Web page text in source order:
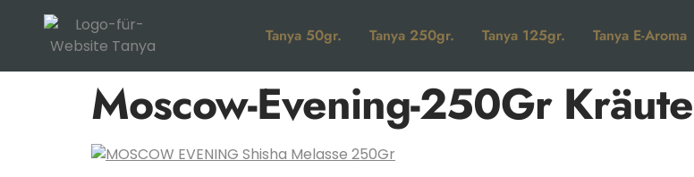
Tanya 50gr. Tanya 250gr. Tanya 125gr. Tanya E-Aroma
Moscow-Evening-250Gr